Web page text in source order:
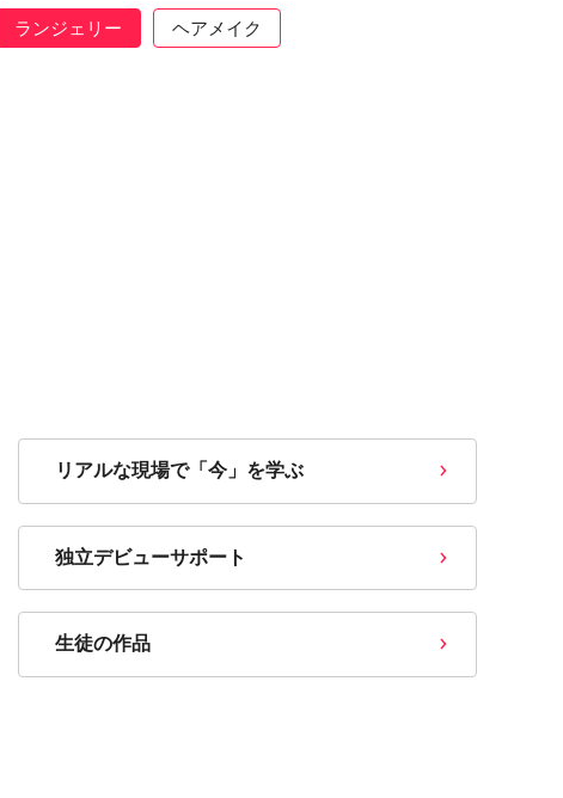
ランジェリー ヘアメイク
リアルな現場で「今」を学ぶ
独立デビューサポート
生徒の作品